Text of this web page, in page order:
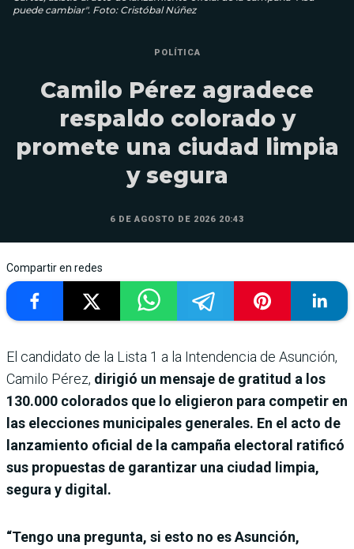
puede cambiar". Foto: Cristóbal Núñez
POLÍTICA
Camilo Pérez agradece
respaldo colorado y
promete una ciudad limpia
y segura
6 DE AGOSTO DE 2026 20:43
Compartir en redes
El candidato de la Lista 1 a la Intendencia de Asunción,
Camilo Pérez, dirigió un mensaje de gratitud a los
130.000 colorados que lo eligieron para competir en
las elecciones municipales generales. En el acto de
lanzamiento oficial de la campaña electoral ratificó
sus propuestas de garantizar una ciudad limpia,
segura y digital.
“Tengo una pregunta, si esto no es Asunción,